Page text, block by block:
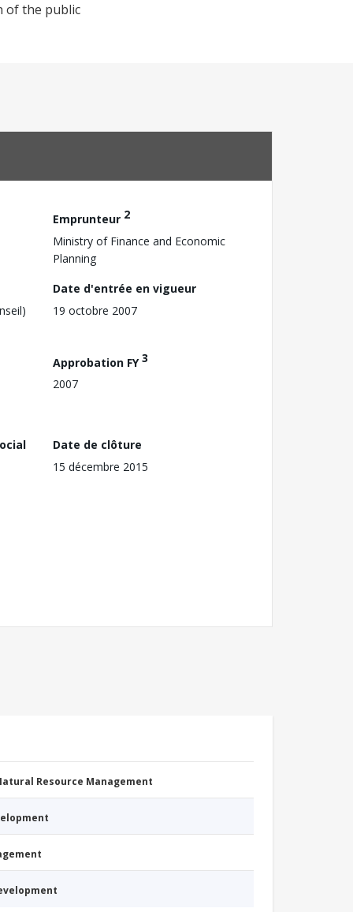
of the public
Emprunteur 2
Ministry of Finance and Economic
Planning
Date d'entrée en vigueur
19 octobre 2007
Approbation FY3
2007
Date de clôture
15 décembre 2015
Resource Management